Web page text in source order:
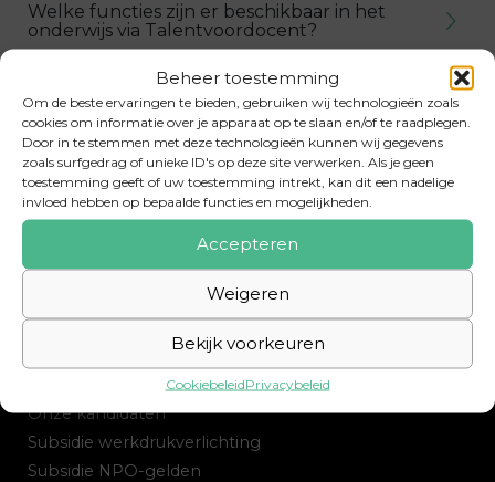
Beheer toestemming
Om de beste ervaringen te bieden, gebruiken wij technologieën zoals
cookies om informatie over je apparaat op te slaan en/of te raadplegen.
Door in te stemmen met deze technologieën kunnen wij gegevens
zoals surfgedrag of unieke ID's op deze site verwerken. Als je geen
toestemming geeft of uw toestemming intrekt, kan dit een nadelige
invloed hebben op bepaalde functies en mogelijkheden.
Accepteren
Weigeren
Bekijk voorkeuren
CookiebeleidPrivacybeleid
Welke functies zijn er beschikbaar in het
onderwijs via Talentvoordocent?
Wat is de procedure wanneer ik werk zoek?
Hoe kan ik mij inschrijven bij
Talentvoordocent?
Opdrachtgever
Onze kandidaten
Subsidie werkdrukverlichting
Subsidie NPO-gelden